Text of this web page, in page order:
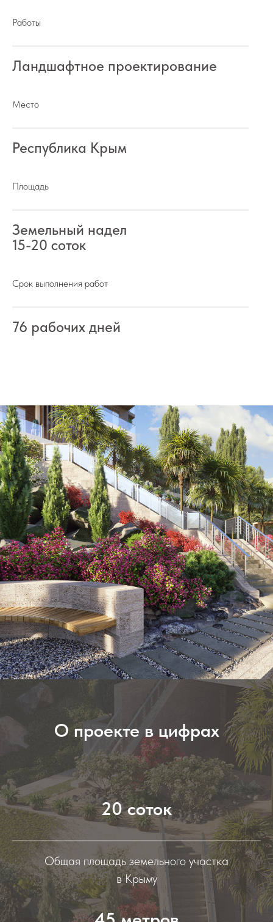
Работы
Ландшафтное проектирование
Место
Республика Крым
Площадь
Земельный надел
15-20 соток
Срок выполнения работ
76 рабочих дней
О проекте в цифрах
20 соток
Общая площадь земельного участка
в Крыму